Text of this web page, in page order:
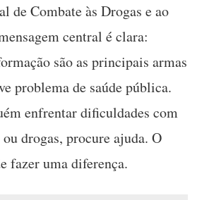
de Combate às Drogas e ao
central é clara:
são as principais armas
problema de saúde pública.
enfrentar dificuldades com
drogas, procure ajuda. O
fazer uma diferença.